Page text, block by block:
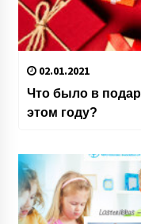
02.01.2021
Что было в
этом году?